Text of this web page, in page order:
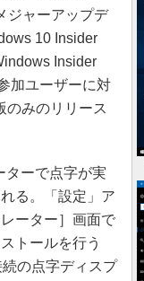
ジャーアップデ
10 Insider
Insider
加ユーザーに対
のみのリリース
ーで点字が実
る。「設定」ア
ーター］画面で
トールを行う
の点字ディスプ